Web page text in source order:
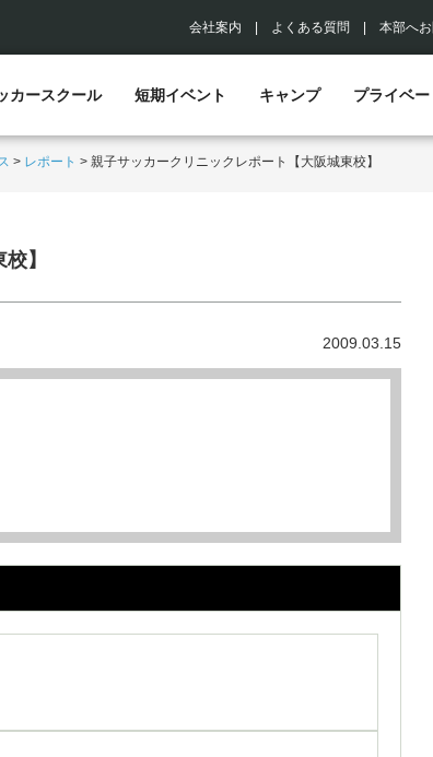
会社案内 よくある質問 本部へ
カースクール 短期イベント キャンプ プライベ
> レポート > 親子サッカークリニックレポート【大阪城東校】
】
2009.03.15